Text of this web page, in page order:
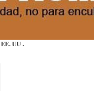
EE. UU.